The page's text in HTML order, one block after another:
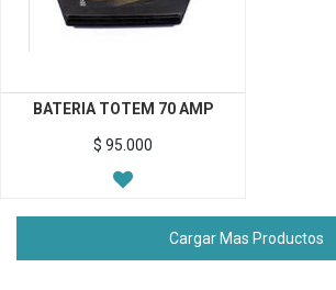
BATERIA TOTEM 70 AMP
$ 95.000
Cargar Mas Productos